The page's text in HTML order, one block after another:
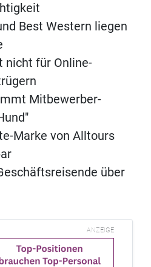
Best Western liegen
nicht für Online-
Mitbewerber-
Marke von Alltours
über
ANZEIGE